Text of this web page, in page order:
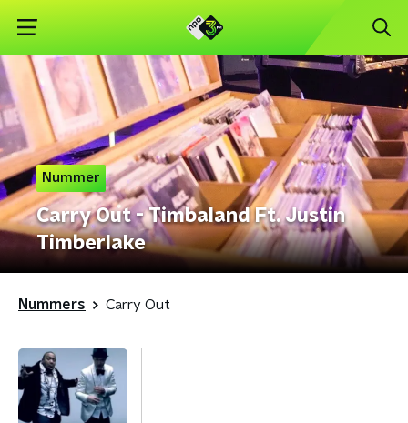
Nummer
Carry Out - Timbaland Ft. Justin
Timberlake
Nummers Carry Out